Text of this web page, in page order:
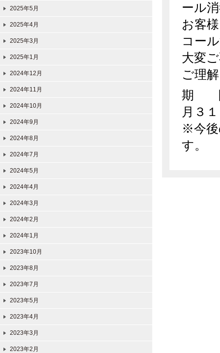
ール
お客
コー
大変
ご理
期 間
月３
※今後
す。
2025年5月
2025年4月
2025年3月
2025年1月
2024年12月
2024年11月
2024年10月
2024年9月
2024年8月
2024年7月
2024年5月
2024年4月
2024年3月
2024年2月
2024年1月
2023年10月
2023年8月
2023年7月
2023年5月
2023年4月
2023年3月
2023年2月